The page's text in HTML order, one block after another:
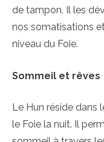
de tampon. Il les
nos somatisations
niveau du Foie.
Sommeil et rêves
Le Hun réside dans
le Foie la nuit. Il